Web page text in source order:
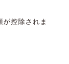
控除されま